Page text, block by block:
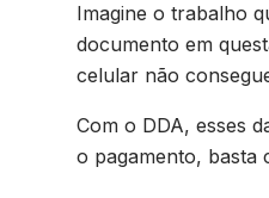
Imagine o trabalho
documento em
celular não
Com o DDA, esses
o pagamento, basta